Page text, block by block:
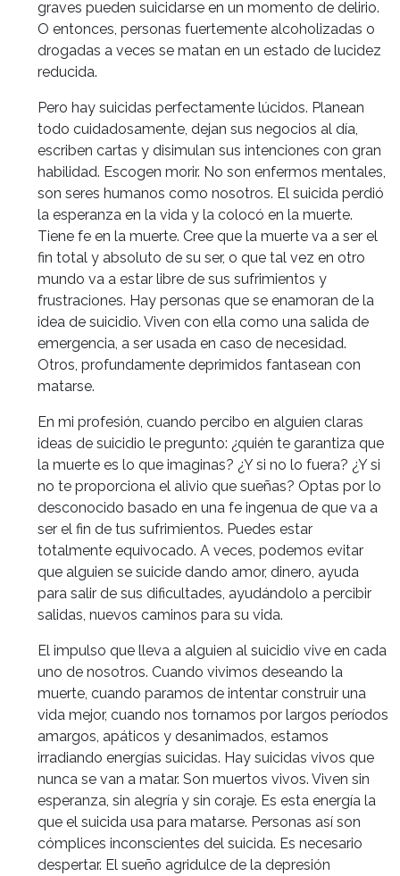
graves pueden suicidarse en un momento de delirio.
O entonces, personas fuertemente alcoholizadas o
drogadas a veces se matan en un estado de lucidez
reducida.
Pero hay suicidas perfectamente lúcidos. Planean
todo cuidadosamente, dejan sus negocios al día,
escriben cartas y disimulan sus intenciones con gran
habilidad. Escogen morir. No son enfermos mentales,
son seres humanos como nosotros. El suicida perdió
la esperanza en la vida y la colocó en la muerte.
Tiene fe en la muerte. Cree que la muerte va a ser el
fin total y absoluto de su ser, o que tal vez en otro
mundo va a estar libre de sus sufrimientos y
frustraciones. Hay personas que se enamoran de la
idea de suicidio. Viven con ella como una salida de
emergencia, a ser usada en caso de necesidad.
Otros, profundamente deprimidos fantasean con
matarse.
En mi profesión, cuando percibo en alguien claras
ideas de suicidio le pregunto: ¿quién te garantiza que
la muerte es lo que imaginas? ¿Y si no lo fuera? ¿Y si
no te proporciona el alivio que sueñas? Optas por lo
desconocido basado en una fe ingenua de que va a
ser el fin de tus sufrimientos. Puedes estar
totalmente equivocado. A veces, podemos evitar
que alguien se suicide dando amor, dinero, ayuda
para salir de sus dificultades, ayudándolo a percibir
salidas, nuevos caminos para su vida.
El impulso que lleva a alguien al suicidio vive en cada
uno de nosotros. Cuando vivimos deseando la
muerte, cuando paramos de intentar construir una
vida mejor, cuando nos tornamos por largos períodos
amargos, apáticos y desanimados, estamos
irradiando energías suicidas. Hay suicidas vivos que
nunca se van a matar. Son muertos vivos. Viven sin
esperanza, sin alegría y sin coraje. Es esta energía la
que el suicida usa para matarse. Personas así son
cómplices inconscientes del suicida. Es necesario
despertar. El sueño agridulce de la depresión